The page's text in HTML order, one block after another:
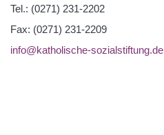
Tel.: (0271) 231-2202
Fax: (0271) 231-2209
info@katholische-sozialstiftung.de